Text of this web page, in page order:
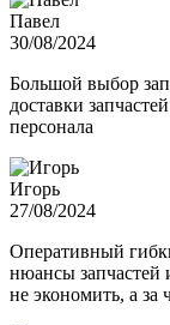
Павел
30/08/2024
Большой выбор
доставки
персонала
Игорь
27/08/2024
Оперативный
нюансы запчастей
не экономить, а за